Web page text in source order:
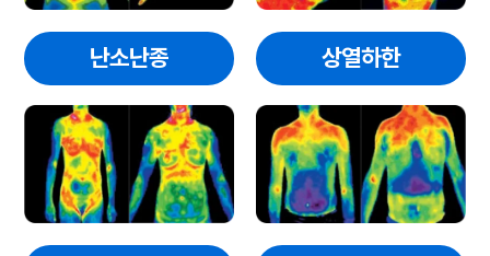
난소난종 상열하한